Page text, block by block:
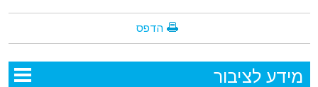
הדפס
מידע לציבור